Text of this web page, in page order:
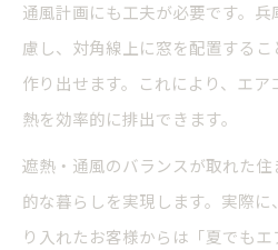
通風計画にも工夫が必要です。
慮し、対角線上に窓を配置する
作り出せます。これにより、エ
熱を効率的に排出できます。
遮熱・通風のバランスが取れた
的な暮らしを実現します。実際
り入れたお客様からは「夏でも